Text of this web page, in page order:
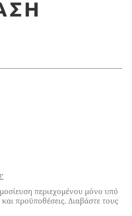
περιεχομένου μόνο υπό
προϋποθέσεις. Διαβάστε τους